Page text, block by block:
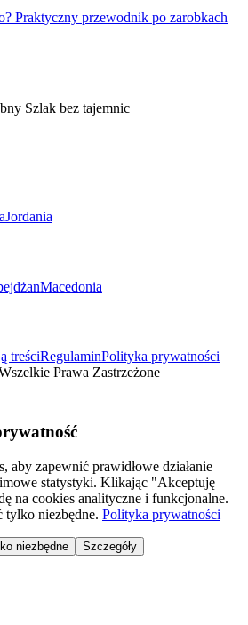
Praktyczny przewodnik po zarobkach
Szlak bez tajemnic
Jordania
Macedonia
treściRegulaminPolityka prywatności
Prawa Zastrzeżone
zapewnić prawidłowe działanie
statystyki. Klikając "Akceptuję
na cookies analityczne i funkcjonalne.
tylko niezbędne. Polityka prywatności
niezbędne Szczegóły